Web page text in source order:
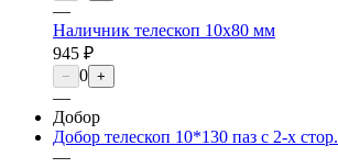
—
Наличник телескоп 10х80 мм
945 ₽
− 0 +
—
Добор
Добор телескоп 10*130 паз с 2-х стор.
—